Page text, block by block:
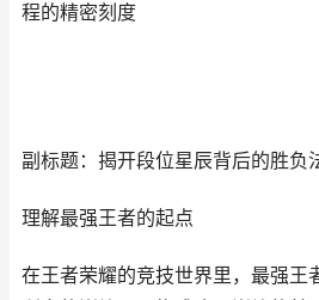
程的精密刻度
副标题：揭开段位星辰背后的胜负
理解最强王者的起点
在王者荣耀的竞技世界里，最强王